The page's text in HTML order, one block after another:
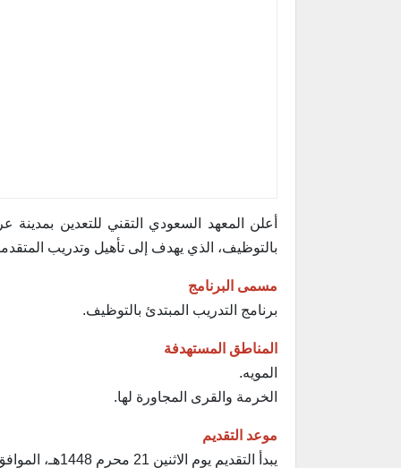
أعلن المعهد السعودي التقني للتعدين
بالتوظيف، الذي يهدف إلى تأهيل وتدريب
مسمى البرنامج
برنامج التدريب المبتدئ بالتوظيف.
المناطق المستهدفة
المويه.
الخرمة والقرى المجاورة لها.
موعد التقديم
يبدأ التقديم يوم الاثنين 21 محرم 1448هـ، الموافق 6 يوليو 2026م، ويستمر حتى يوم الخميس 1 صفر 1448هـ، الموافق 16 يوليو 2026م.